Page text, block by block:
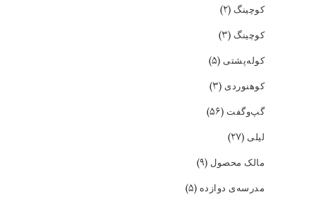
کوچینگ (۲)
کوچینگ (۳)
کوله‌پشتی (۵)
کوهنوردی (۳)
گپ‌و‌گفت (۵۶)
لیلی (۲۷)
مالک محصول (۹)
مدرسه‌ی دوازده (۵)